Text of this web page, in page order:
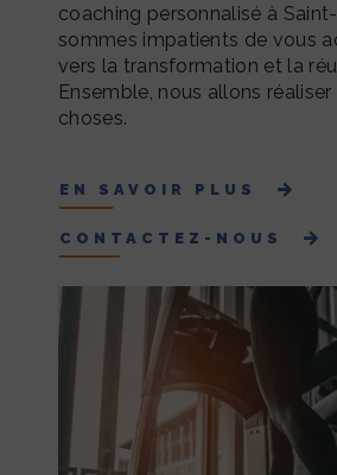
coaching personnalisé à
sommes impatients de vous
vers la transformation et la
Ensemble, nous allons
choses.
EN SAVOIR PLUS
CONTACTEZ-NOUS